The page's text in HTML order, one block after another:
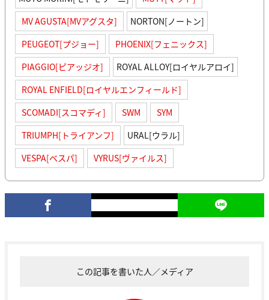
MV AGUSTA[MVアグスタ]
NORTON[ノートン]
PEUGEOT[プジョー]
PHOENIX[フェニックス]
PIAGGIO[ピアッジオ]
ROYAL ALLOY[ロイヤルアロイ]
ROYAL ENFIELD[ロイヤルエンフィールド]
SCOMADI[スコマディ]
SWM
SYM
TRIUMPH[トライアンフ]
URAL[ウラル]
VESPA[ベスパ]
VYRUS[ヴァイルス]
この記事を書いた人／メディア